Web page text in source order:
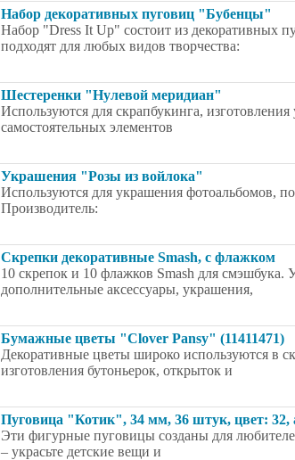
Набор декоративных пуговиц "Бубенцы"
Набор "Dress It Up" состоит из декоративных
подходят для любых видов творчества:
Шестеренки "Нулевой меридиан"
Используются для скрапбукинга,
самостоятельных элементов
Украшения "Розы из войлока"
Используются для украшения фотоальбомов,
Производитель:
Скрепки декоративные Smash, с флажком
10 скрепок и 10 флажков Smash для смэшбука.
дополнительные аксессуары, украшения,
Бумажные цветы "Clover Pansy" (11411471)
Декоративные цветы широко используются в
изготовления бутоньерок, открыток и
Пуговица "Котик", 34 мм, 36 штук, цвет: 32,
Эти фигурные пуговицы созданы для
– украсьте детские вещи и